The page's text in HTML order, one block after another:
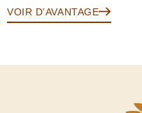
VOIR D’AVANTAGE